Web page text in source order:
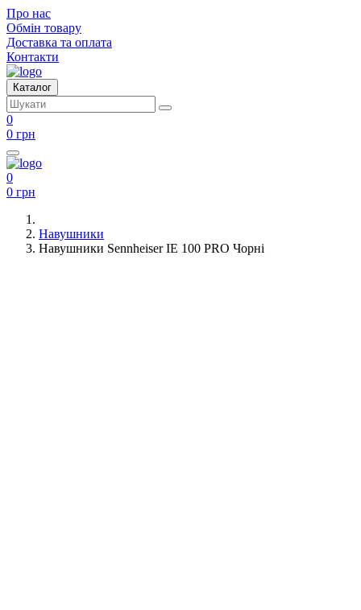
Про нас
Обмін товару
Доставка та оплата
Контакти
Каталог
0
0 грн
0
0 грн
Навушники
Навушники Sennheiser IE 100 PRO Чорні